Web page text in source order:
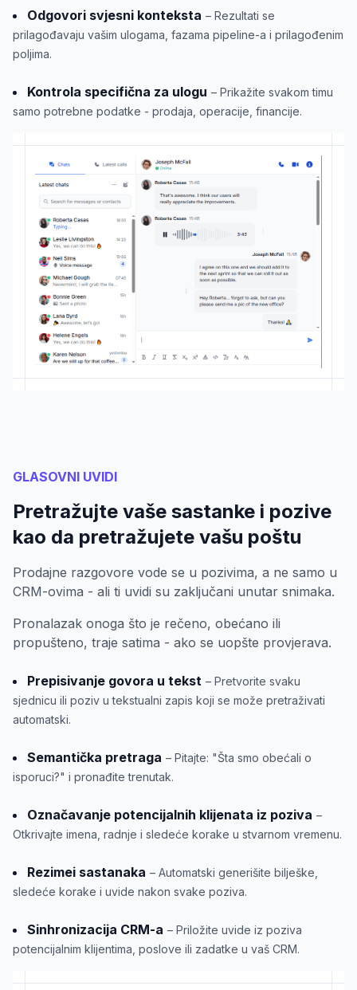
Odgovori svjesni konteksta – Rezultati se
prilagođavaju vašim ulogama, fazama pipeline-a i prilagođenim
poljima.
Kontrola specifična za ulogu – Prikažite svakom timu
samo potrebne podatke - prodaja, operacije, financije.
GLASOVNI UVIDI
Pretražujte vaše sastanke i pozive
kao da pretražujete vašu poštu
Prodajne razgovore vode se u pozivima, a ne samo u
CRM-ovima - ali ti uvidi su zaključani unutar snimaka.
Pronalazak onoga što je rečeno, obećano ili
propušteno, traje satima - ako se uopšte provjerava.
Prepisivanje govora u tekst – Pretvorite svaku
sjednicu ili poziv u tekstualni zapis koji se može pretraživati
automatski.
Semantička pretraga – Pitajte: "Šta smo obećali o
isporuci?" i pronađite trenutak.
Označavanje potencijalnih klijenata iz poziva –
Otkrivajte imena, radnje i sledeće korake u stvarnom vremenu.
Rezimei sastanaka – Automatski generišite bilješke,
sledeće korake i uvide nakon svake poziva.
Sinhronizacija CRM-a – Priložite uvide iz poziva
potencijalnim klijentima, poslove ili zadatke u vaš CRM.